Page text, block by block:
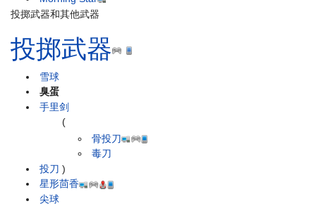
投掷武器和其他武器
投掷武器
雪球
臭蛋
手里剑
投刀
(
骨投刀
毒刀
)
星形茴香
尖球